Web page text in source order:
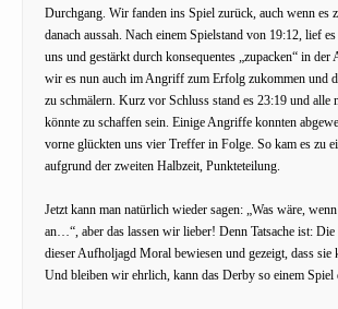
Durchgang. Wir fanden ins Spiel zurück, auch wenn es
danach aussah. Nach einem Spielstand von 19:12, lief
uns und gestärkt durch konsequentes „zupacken“ in der
wir es nun auch im Angriff zum Erfolg zukommen und
zu schmälern. Kurz vor Schluss stand es 23:19 und alle
könnte zu schaffen sein. Einige Angriffe konnten
vorne glückten uns vier Treffer in Folge. So kam es zu
aufgrund der zweiten Halbzeit, Punkteteilung.
Jetzt kann man natürlich wieder sagen: „Was wäre,
an…“, aber das lassen wir lieber! Denn Tatsache ist: Die
dieser Aufholjagd Moral bewiesen und gezeigt, dass sie
Und bleiben wir ehrlich, kann das Derby so einem Spiel